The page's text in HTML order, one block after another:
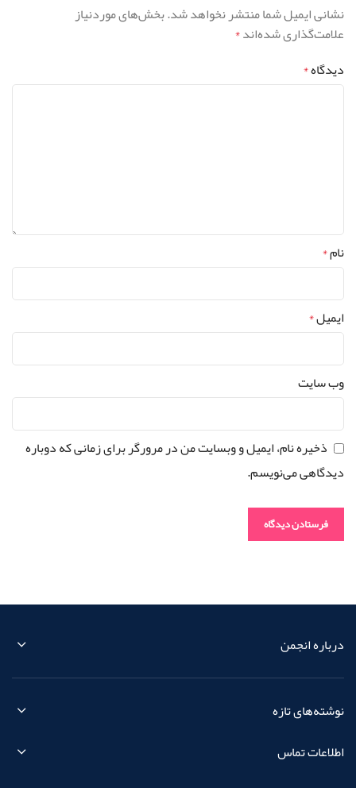
نشانی ایمیل شما منتشر نخواهد شد.بخش‌های موردنیاز
علامت‌گذاری شده‌اند*
دیدگاه*
نام*
ایمیل*
وب‌ سایت
ذخیره نام، ایمیل و وبسایت من در مرورگر برای زمانی که دوباره
دیدگاهی می‌نویسم.
درباره انجمن
نوشته‌های تازه
اطلاعات تماس